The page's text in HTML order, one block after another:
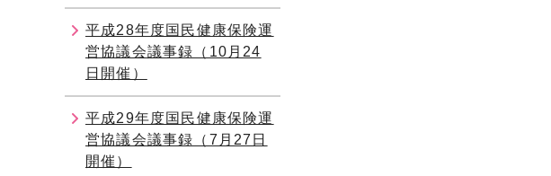
平成28年度国民健康保険運
営協議会議事録（10月24
日開催）
平成29年度国民健康保険運
営協議会議事録（7月27日
開催）